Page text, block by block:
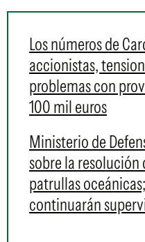
Los números de
accionistas,
problemas con
100 mil euros
Ministerio de
sobre la
patrullas
continuarán